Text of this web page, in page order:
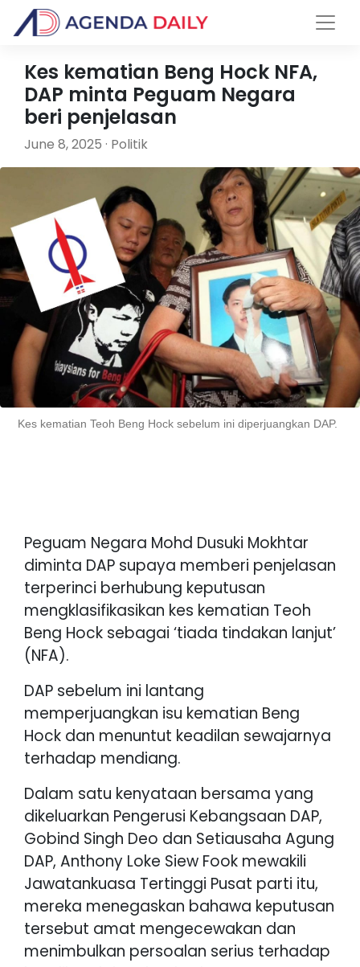
Kes kematian Beng Hock NFA,
DAP minta Peguam Negara
beri penjelasan
June 8, 2025 · Politik
Kes kematian Teoh Beng Hock sebelum ini diperjuangkan DAP.
Peguam Negara Mohd Dusuki Mokhtar
diminta DAP supaya memberi penjelasan
terperinci berhubung keputusan
mengklasifikasikan kes kematian Teoh
Beng Hock sebagai ‘tiada tindakan lanjut’
(NFA).
DAP sebelum ini lantang
memperjuangkan isu kematian Beng
Hock dan menuntut keadilan sewajarnya
terhadap mendiang.
Dalam satu kenyataan bersama yang
dikeluarkan Pengerusi Kebangsaan DAP,
Gobind Singh Deo dan Setiausaha Agung
DAP, Anthony Loke Siew Fook mewakili
Jawatankuasa Tertinggi Pusat parti itu,
mereka menegaskan bahawa keputusan
tersebut amat mengecewakan dan
menimbulkan persoalan serius terhadap